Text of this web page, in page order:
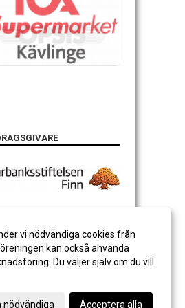
vi nödvändiga cookies från
kan också använda
Du väljer själv om du vill
nödvändiga Acceptera alla